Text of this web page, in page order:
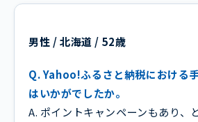
男性 / 北海道 / 52歳
Q. Yahoo!ふるさと納税における
はいかがでしたか。
A. ポイントキャンペーンもあり、